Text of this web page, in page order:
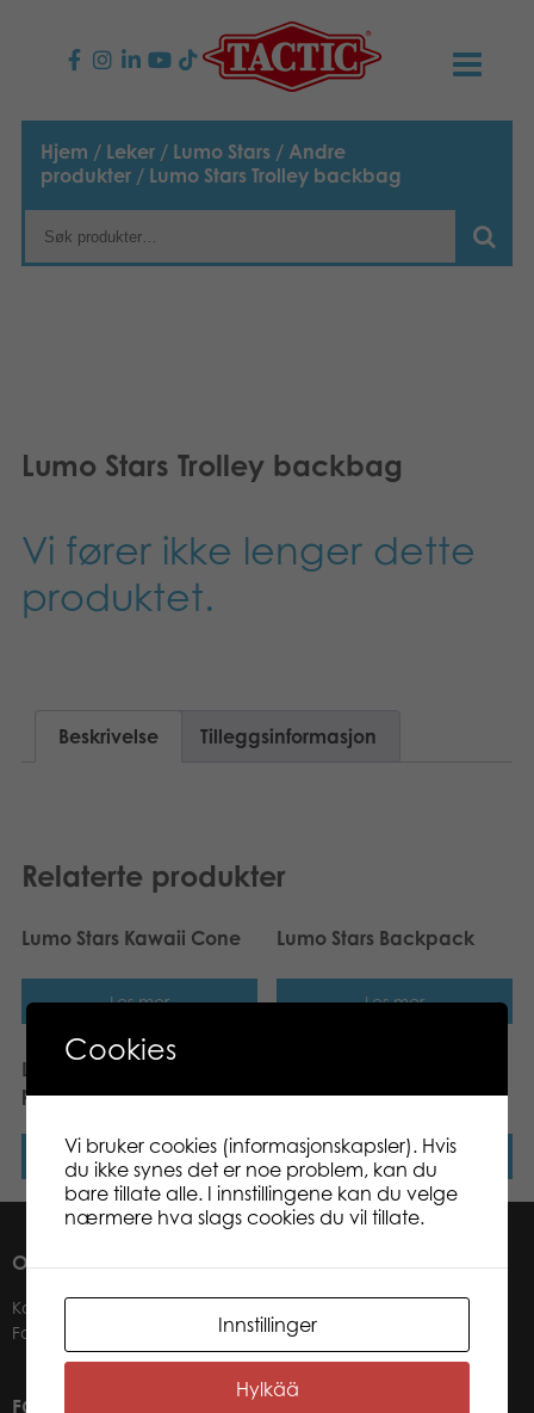
PRODUKTER
Barnespill
Familiespill
Bøker
NYHETER
TACTIC
Suomi
Dansk
Deutsch
Hjem / Leker / Lumo Stars / Andre
produkter / Lumo Stars Trolley backbag
Lumo Stars Trolley backbag
Vi fører ikke lenger dette
produktet.
Beskrivelse Tilleggsinformasjon
Relaterte produkter
Lumo Stars Kawaii Cone
Les mer
Lumo Stars Backpack
Les mer
Lumo Stars Basketball
plush
Les mer
game
Les mer
OM OSS
Kontakter
Forhandlere
FOR VÅRE KUNDER
Cookies
Vi bruker cookies (informasjonskapsler). Hvis
du ikke synes det er noe problem, kan du
bare tillate alle. I innstillingene kan du velge
nærmere hva slags cookies du vil tillate.
Innstillinger
Hylkää